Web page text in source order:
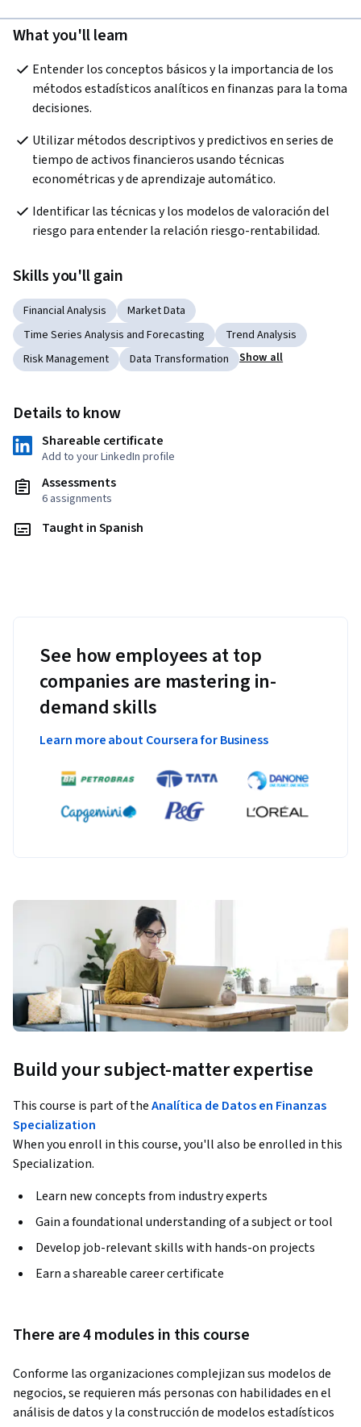
What you'll learn
Entender los conceptos básicos y la importancia de los
métodos estadísticos analíticos en finanzas para la toma
decisiones.
Utilizar métodos descriptivos y predictivos en series de
tiempo de activos financieros usando técnicas
econométricas y de aprendizaje automático.
Identificar las técnicas y los modelos de valoración del
riesgo para entender la relación riesgo-rentabilidad.
Skills you'll gain
Financial Analysis
Market Data
Time Series Analysis and Forecasting
Trend Analysis
Risk Management
Data Transformation Show all
Details to know
Shareable certificate
Add to your LinkedIn profile
Assessments
6 assignments
Taught in Spanish
See how employees at top
companies are mastering in-
demand skills
Learn more about Coursera for Business
Build your subject-matter expertise
This course is part of theAnalítica de Datos en Finanzas​
Specialization
When you enroll in this course, you'll also be enrolled in this
Specialization.
Learn new concepts from industry experts
Gain a foundational understanding of a subject or tool
Develop job-relevant skills with hands-on projects
Earn a shareable career certificate
There are 4 modules in this course
Conforme las organizaciones complejizan sus modelos de
negocios, se requieren más personas con habilidades en el
análisis de datos y la construcción de modelos estadísticos